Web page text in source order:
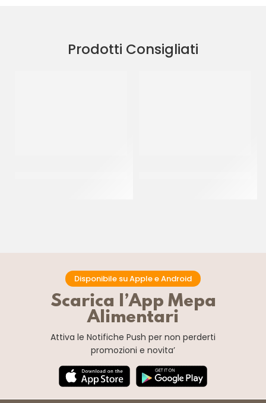
Prodotti Consigliati
Disponibile su Apple e Android
Scarica l’App Mepa
Alimentari
Attiva le Notifiche Push per non perderti
promozioni e novita’